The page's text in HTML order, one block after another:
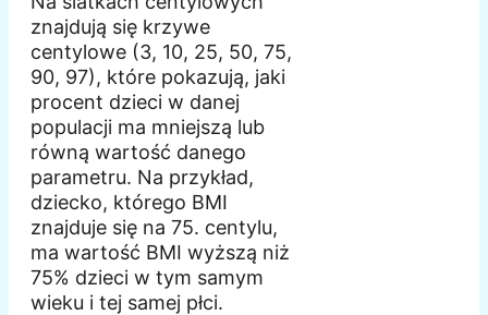
znajdują się krzywe
centylowe (3, 10, 25, 50, 75,
90, 97), które pokazują, jaki
procent dzieci w danej
populacji ma mniejszą lub
równą wartość danego
parametru. Na przykład,
dziecko, którego BMI
znajduje się na 75. centylu,
ma wartość BMI wyższą niż
75% dzieci w tym samym
wieku i tej samej płci.